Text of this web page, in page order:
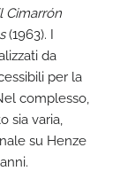
Cimarrón
(1963). I
da
per la
complesso,
sia varia,
su Henze